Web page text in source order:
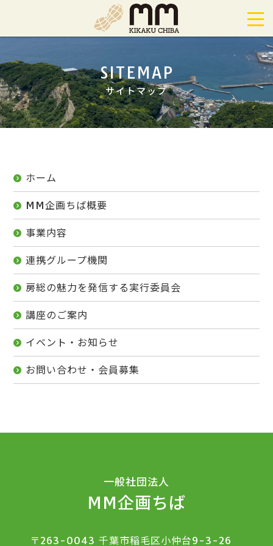
SITEMAP
サイトマップ
ホーム
MM企画ちば概要
事業内容
連携グループ機関
房総の魅力を発信する実行委員会
講座のご案内
イベント・お知らせ
お問い合わせ・会員募集
一般社団法人
MM企画ちば
〒263-0043 千葉市稲毛区小仲台9-3-26